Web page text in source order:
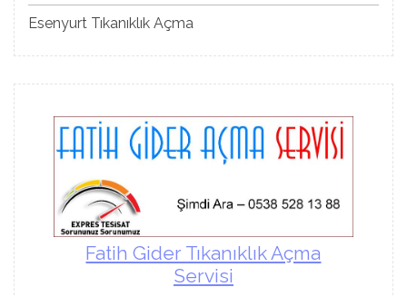
Esenyurt Tıkanıklık Açma
Fatih Gider Tıkanıklık Açma
Servisi